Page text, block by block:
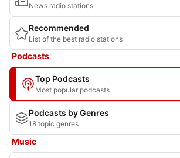
News radio stations
Recommended
List of the best radio stations
Podcasts
Top Podcasts
Most popular podcasts
Podcasts by Genres
18 topic genres
Music